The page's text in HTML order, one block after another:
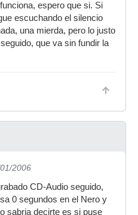
espero que si. Si
escuchando el silencio
una mierda, pero lo justo
que va sin fundir la
2006
CD-Audio seguido,
0 segundos en el Nero y
sabria decirte es si puse